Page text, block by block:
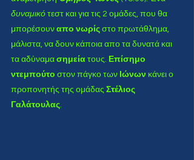
δυναμικό τεστ και για τις 2 ομάδες, που θα
μπορέσουν απο νωρίς στο πρωτάθλημα,
μάλιστα, να δουν κάποια απο τα δυνατά και
τα αδύναμα σημεία τους. Επίσημο
ντεμπούτο στον πάγκο των Ιώνων κάνει ο
προπονητής της ομάδας Στέλιος
Γαλάτουλας.